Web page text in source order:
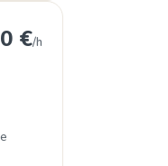
€/h